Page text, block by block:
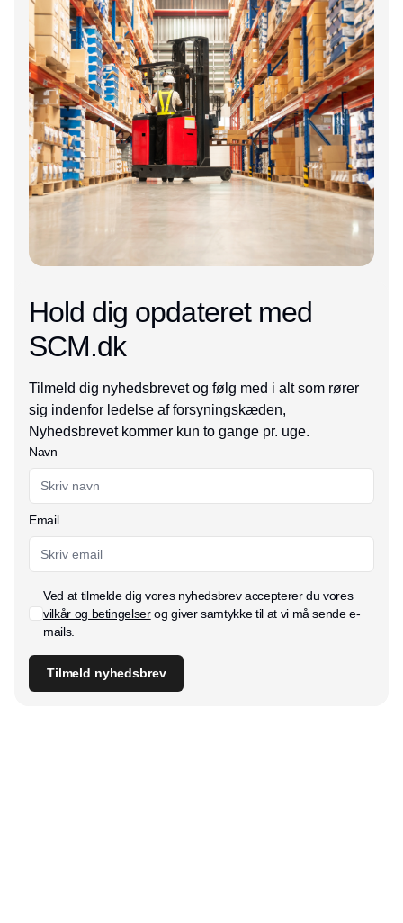
Hold dig opdateret med
SCM.dk
Tilmeld dig nyhedsbrevet og følg med i alt som rører
sig indenfor ledelse af forsyningskæden,
Nyhedsbrevet kommer kun to gange pr. uge.
Navn
Email
Ved at tilmelde dig vores nyhedsbrev accepterer du vores
vilkår og betingelserog giver samtykke til at vi må sende e-
mails.
Tilmeld nyhedsbrev